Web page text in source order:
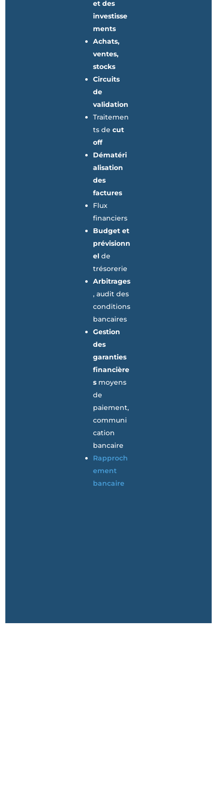
et des
investisse
ments
Achats,
ventes,
stocks
Circuits
de
validation
Traitemen
ts decut
off
Dématéri
alisation
des
factures
Flux
financiers
Budget et
prévisionn
el de
trésorerie
Arbitrages
, audit des
conditions
bancaires
Gestion
des
garanties
financière
s moyens
de
paiement,
communi
cation
bancaire
Rapproch
ement
bancaire